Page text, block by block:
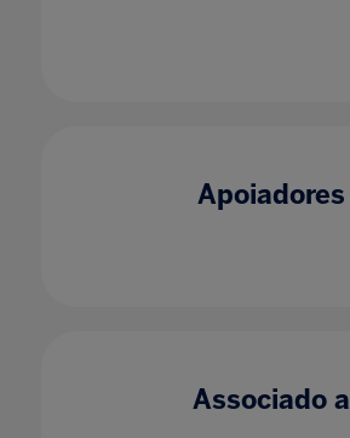
Apoiadores
Associado a